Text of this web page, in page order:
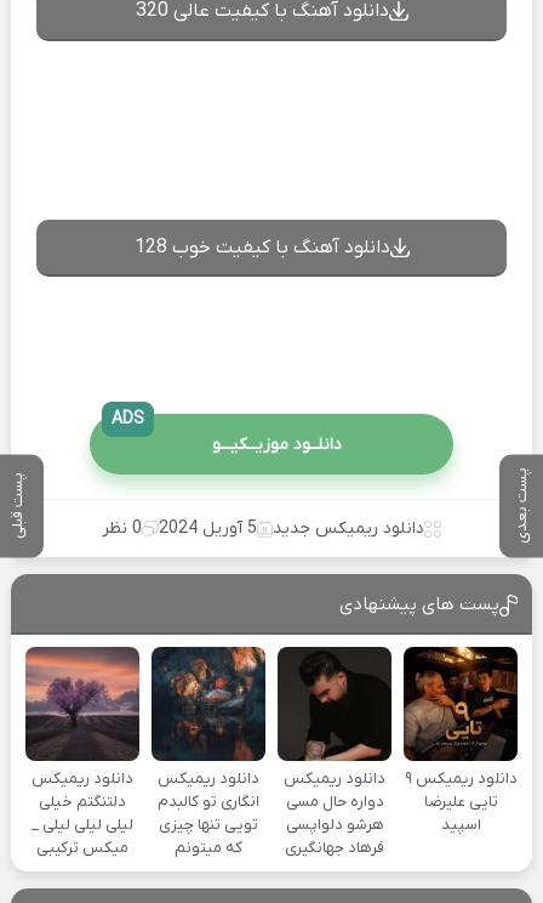
پست بعدی پست قبلی
دانلود آهنگ با کیفیت عالی 320
دانلود آهنگ با کیفیت خوب 128
دانلــود موزیــکیـــو
ADS
دانلود ریمیکس جدید 5 آوریل 2024 0 نظر
پست های پیشنهادی
دانلود ریمیکس ۹
تایی علیرضا
اسپید
دانلود ریمیکس
دواره حال مسی
هرشو دلواپسی
فرهاد جهانگیری
دانلود ریمیکس
انگاری تو کالبدم
تویی تنها چیزی
که میتونم
دانلود ریمیکس
دلتنگتم خیلی
لیلی لیلی لیلی _
میکس ترکیبی